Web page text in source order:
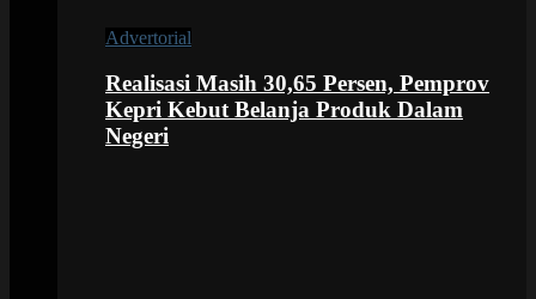
Advertorial
Realisasi Masih 30,65 Persen, Pemprov
Kepri Kebut Belanja Produk Dalam
Negeri